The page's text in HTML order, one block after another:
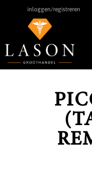
inloggen/registreren